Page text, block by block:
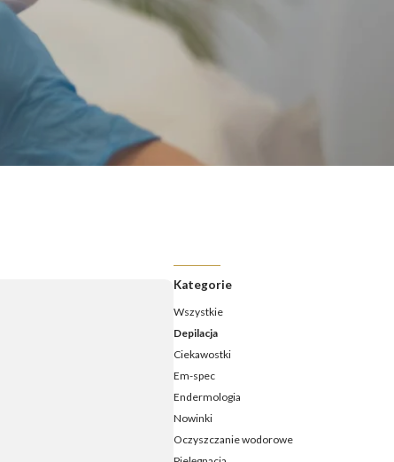
ujędrnić skórę na brzuchu? Sprawdzone sposoby
- jak często należy ją wykonywać?
przed i po – jakie efekty ujędrnienia i wysmuklenia
– ile zabiegów potrzeba, aby zobaczyć efekty?
Kategorie
Wszystkie
Depilacja
Ciekawostki
Em-spec
Endermologia
Nowinki
Oczyszczanie wodorowe